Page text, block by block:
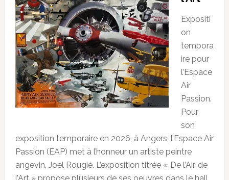
Expositi
on
tempora
ire pour
l’Espace
Air
Passion.
Pour
son
exposition temporaire en 2026, à Angers, l’Espace Air
Passion (EAP) met à l’honneur un artiste peintre
angevin, Joël Rougié. L’exposition titrée « De l’Air, de